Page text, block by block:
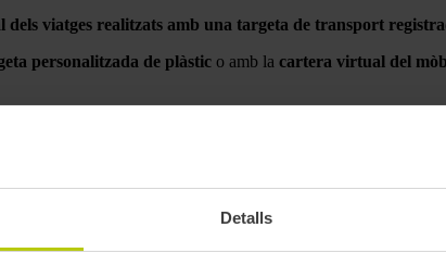
Detalls
viatges realitzats amb una targeta de transport
personalitzada de plàstic o amb la cartera virtual del